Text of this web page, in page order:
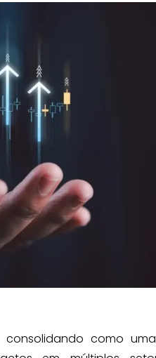
como